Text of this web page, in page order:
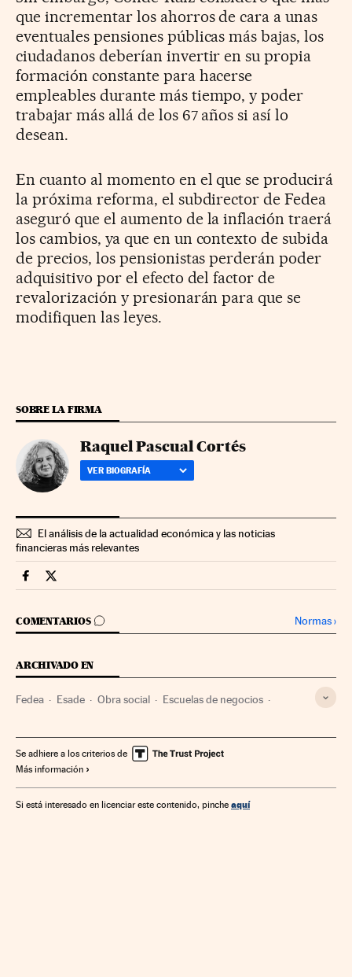
que incrementar los ahorros de cara a unas
eventuales pensiones públicas más bajas, los
ciudadanos deberían invertir en su propia
formación constante para hacerse
empleables durante más tiempo, y poder
trabajar más allá de los 67 años si así lo
desean.
En cuanto al momento en el que se producirá
la próxima reforma, el subdirector de Fedea
aseguró que el aumento de la inflación traerá
los cambios, ya que en un contexto de subida
de precios, los pensionistas perderán poder
adquisitivo por el efecto del factor de
revalorización y presionarán para que se
modifiquen las leyes.
SOBRE LA FIRMA
Raquel Pascual Cortés
VER BIOGRAFÍA
El análisis de la actualidad económica y las noticias
financieras más relevantes
Economia Cinco Días en Facebook
Economia Cinco Días en Twitter
COMENTARIOS
IR A LOS COMENTARIOS Normas›
ARCHIVADO EN
Fedea Esade Obra social Escuelas de negocios
Fundaciones bancarias Pensiones Prestaciones
Sociedad CaixaBank Bancos Empresas Economía
Se adhiere a los criterios de
Más información
Si está interesado en licenciar este contenido, pinche aquí